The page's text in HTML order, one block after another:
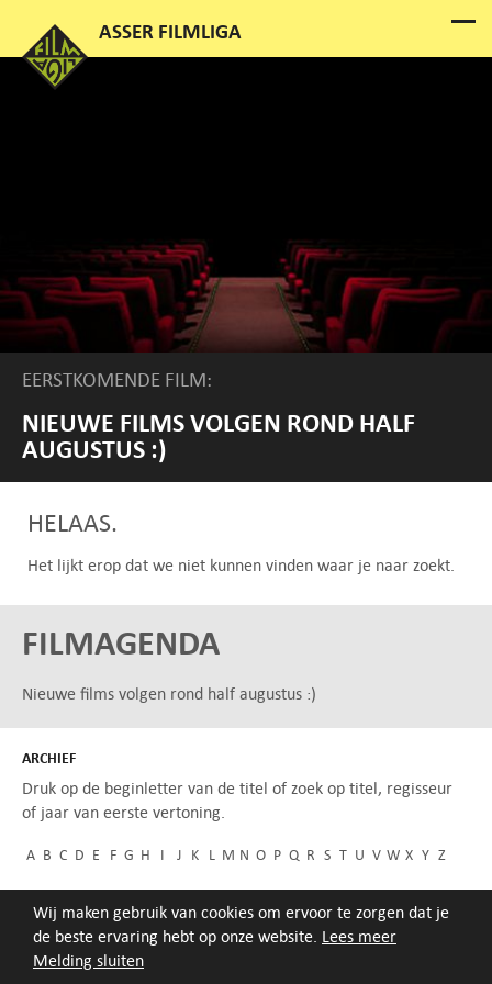
Melding sluiten
Wij maken gebruik van cookies om ervoor te zorgen dat je
de beste ervaring hebt op onze website. Lees meer
EERSTKOMENDE FILM:
NIEUWE FILMS VOLGEN ROND HALF
AUGUSTUS :)
HELAAS.
Het lijkt erop dat we niet kunnen vinden waar je naar zoekt.
FILMAGENDA
Nieuwe films volgen rond half augustus :)
ARCHIEF
Druk op de beginletter van de titel of zoek op titel, regisseur
of jaar van eerste vertoning.
A B C D E F G H I J K L M N O P Q R S T U V W X Y Z